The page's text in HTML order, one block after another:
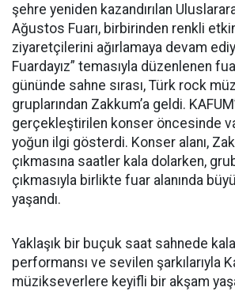
şehre yeniden kazandırılan
Ağustos Fuarı, birbirinden renkli
ziyaretçilerini ağırlamaya devam
Fuardayız” temasıyla düzenlenen
gününde sahne sırası, Türk rock
gruplarından Zakkum’a geldi.
gerçekleştirilen konser öncesinde
yoğun ilgi gösterdi. Konser alanı,
çıkmasına saatler kala dolarken,
çıkmasıyla birlikte fuar alanında
yaşandı.
Yaklaşık bir buçuk saat sahnede
performansı ve sevilen şarkılarıyla
müzikseverlere keyifli bir akşam